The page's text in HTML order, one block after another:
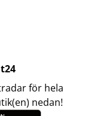
för hela
nedan!